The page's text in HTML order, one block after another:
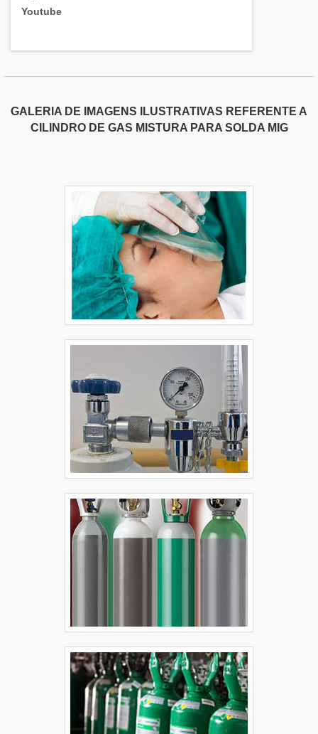
Youtube
GALERIA DE IMAGENS ILUSTRATIVAS REFERENTE A
CILINDRO DE GAS MISTURA PARA SOLDA MIG